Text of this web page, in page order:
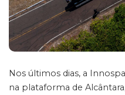
Nos últimos dias, a
na plataforma de